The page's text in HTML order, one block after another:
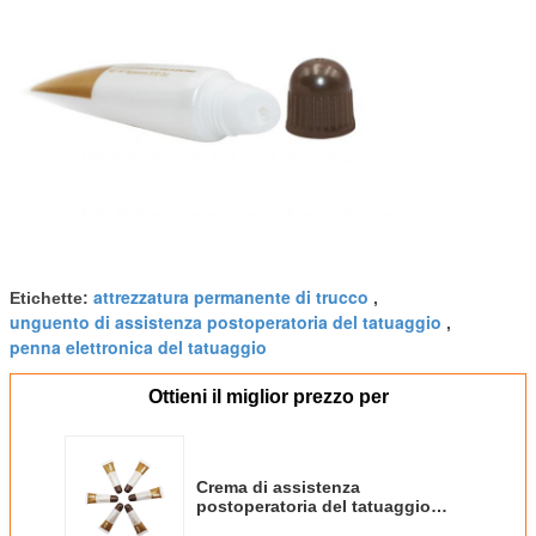
Etichette: attrezzatura permanente di trucco ,
unguento di assistenza postoperatoria del tatuaggio ,
penna elettronica del tatuaggio
Ottieni il miglior prezzo per
Crema di assistenza
postoperatoria del tatuaggio